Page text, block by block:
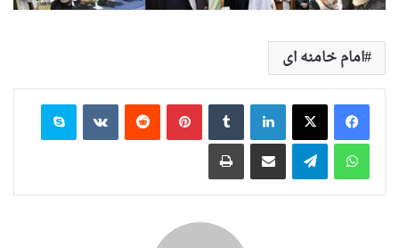
امام خامنه ای
لینکدین ‫تامبلر ‫پین‌ترست‫رددیت ‫VKontakteاسکایپ
واتس آپ
تلگرام اشتراک گذاری از طریق ایمیل چاپ